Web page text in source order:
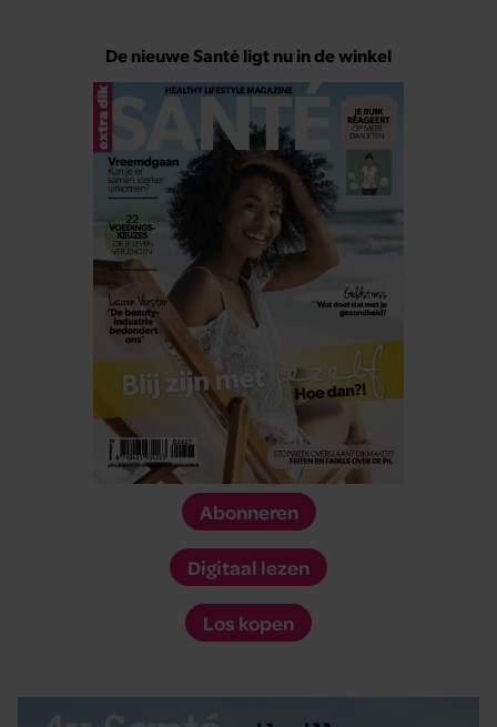
De nieuwe Santé ligt nu in de winkel
Abonneren
Digitaal lezen
Los kopen